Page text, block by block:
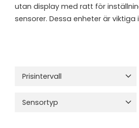
utan display med ratt för
sensorer. Dessa enheter är
Prisintervall
Sensortyp